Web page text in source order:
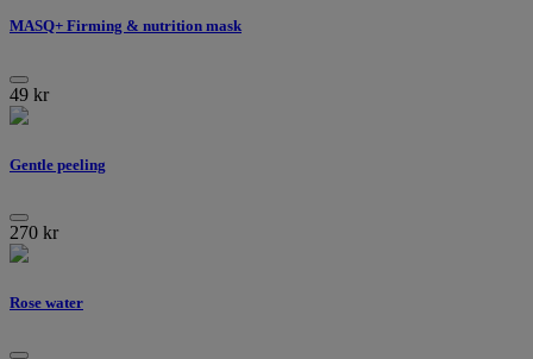
MASQ+ Firming & nutrition mask
49 kr
Gentle peeling
270 kr
Rose water